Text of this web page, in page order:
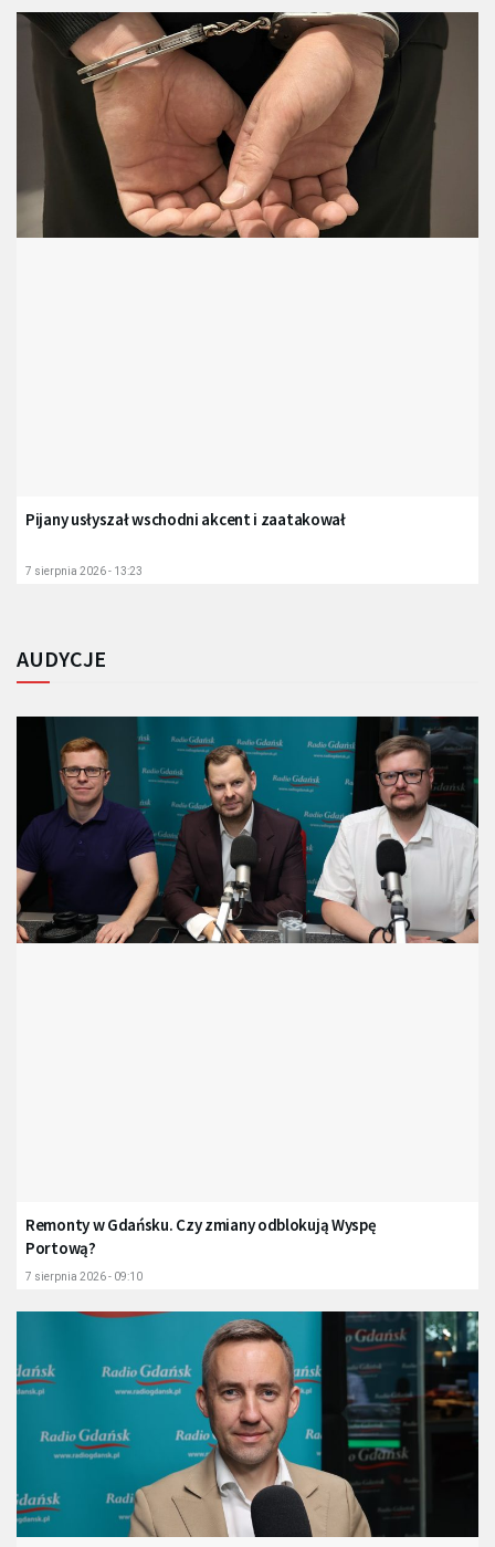
Pijany usłyszał wschodni akcent i zaatakował
7 sierpnia 2026 - 13:23
AUDYCJE
Remonty w Gdańsku. Czy zmiany odblokują Wyspę
Portową?
7 sierpnia 2026 - 09:10